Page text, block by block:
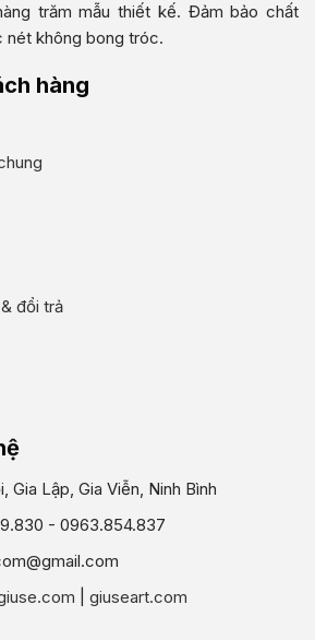
trăm mẫu thiết kế. Đảm bảo chất
nét không bong tróc.
hàng
đổi trả
Gia Lập, Gia Viễn, Ninh Bình
- 0963.854.837
giuseart.com